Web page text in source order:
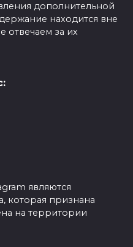
дополнительной
находится вне
отвечаем за их
являются
которая признана
на территории